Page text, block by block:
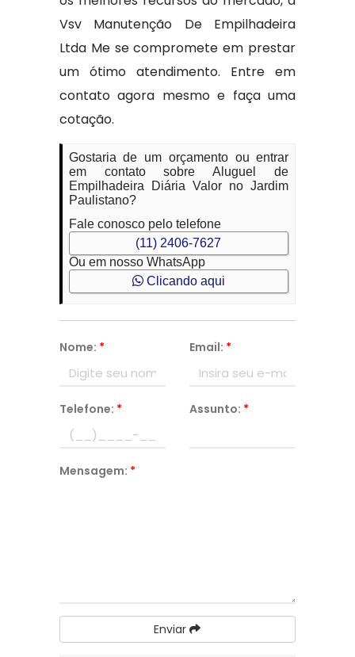
Vsv Manutenção De Empilhadeira
Ltda Me se compromete em prestar
um ótimo atendimento. Entre em
contato agora mesmo e faça uma
cotação.
Gostaria de um orçamento ou entrar
em contato sobre Aluguel de
Empilhadeira Diária Valor no Jardim
Paulistano?
Fale conosco pelo telefone
(11) 2406-7627
Ou em nosso WhatsApp
Clicando aqui
Nome: * Email: *
Telefone: * Assunto: *
Mensagem: *
Enviar